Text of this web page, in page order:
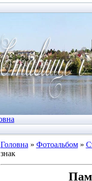
Головна » Фотоальбом»
знак